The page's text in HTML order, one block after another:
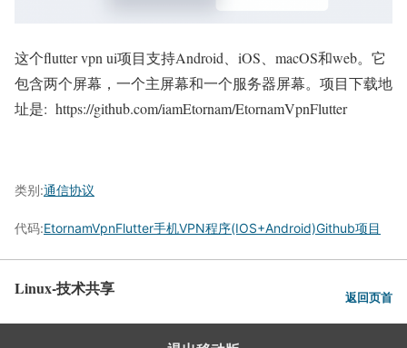
这个flutter vpn ui项目支持Android、iOS、macOS和web。 它
包含两个屏幕，一个主屏幕和一个服务器屏幕。项目下载地
址是: https://github.com/iamEtornam/EtornamVpnFlutter
类别:通信协议
代码:EtornamVpnFlutter手机VPN程序(IOS+Android)Github项目
Linux-技术共享 返回页首